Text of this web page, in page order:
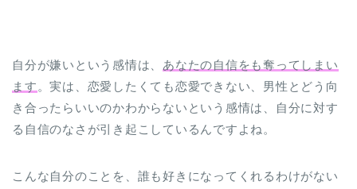
自分が嫌いという感情は、 あなたの自信をも奪ってしまい
ます 。実は、恋愛したくても恋愛できない、男性とどう向
き合ったらいいのかわからないという感情は、自分に対す
る自信のなさが引き起こしているんですよね。
こんな自分のことを、誰も好きになってくれるわけがない